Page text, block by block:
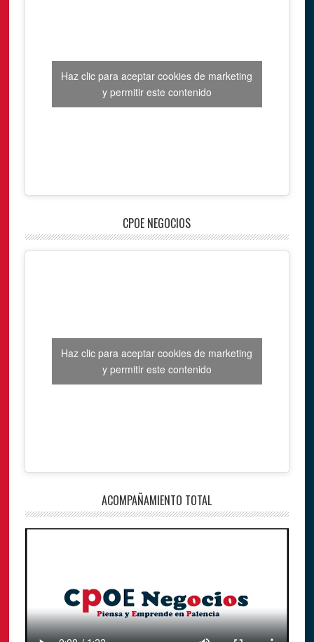
Haz clic para aceptar cookies de marketing
y permitir este contenido
CPOE NEGOCIOS
Haz clic para aceptar cookies de marketing
y permitir este contenido
ACOMPAÑAMIENTO TOTAL